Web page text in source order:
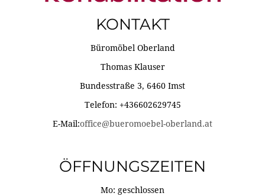
KONTAKT
Büromöbel Oberland
Thomas Klauser
Bundesstraße 3, 6460 Imst
Telefon: +436602629745
E-Mail:office@bueromoebel-oberland.at
ÖFFNUNGSZEITEN
Mo: geschlossen